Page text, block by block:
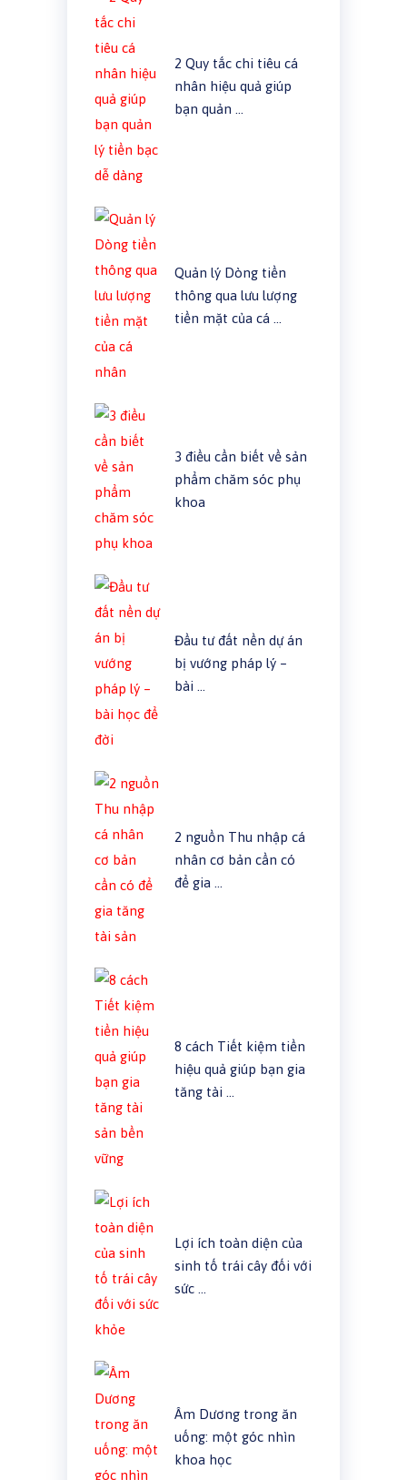
2 Quy tắc chi tiêu cá
nhân hiệu quả giúp
bạn quản …
Quản lý Dòng tiền
thông qua lưu lượng
tiền mặt của cá …
3 điều cần biết về sản
phẩm chăm sóc phụ
khoa
Đầu tư đất nền dự án
bị vướng pháp lý –
bài …
2 nguồn Thu nhập cá
nhân cơ bản cần có
để gia …
8 cách Tiết kiệm tiền
hiệu quả giúp bạn gia
tăng tài …
Lợi ích toàn diện của
sinh tố trái cây đối với
sức …
Âm Dương trong ăn
uống: một góc nhìn
khoa học